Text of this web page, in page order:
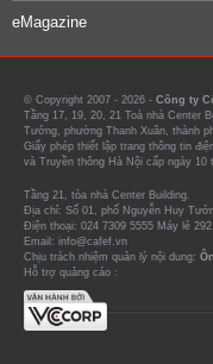
eMagazine
© Copyright 2007 - 2026 - Công ty
Tầng 17, 19, 20, 21 Toà nhà Center
Tưởng, phường Thanh Xuân, thành
Giấy phép thiết lập trang thông tin
và Truyền thông Hà Nội cấp ngày 10
Tầng 21, tòa nhà Center Building.
Địa chỉ: Số 01, phố Nguyễn Huy
Điện thoại: 024 7309 5555 Máy lẻ
Email: info@cafef.vn
Chịu trách nhiệm quản lý nội dung:
Hỗ trợ quảng cáo :